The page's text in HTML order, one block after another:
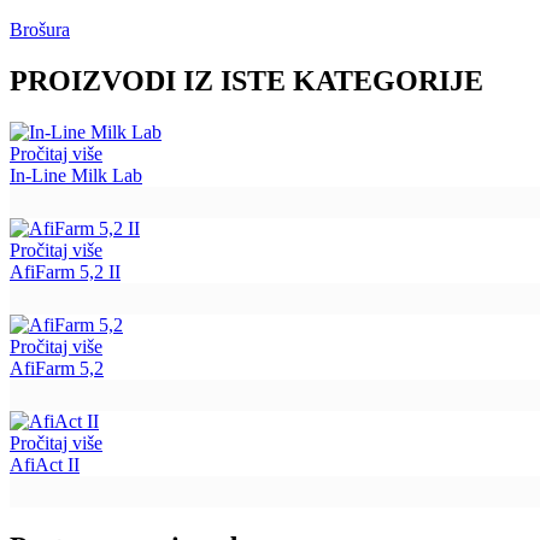
Brošura
PROIZVODI IZ ISTE KATEGORIJE
Pročitaj više
In-Line Milk Lab
Pročitaj više
AfiFarm 5,2 II
Pročitaj više
AfiFarm 5,2
Pročitaj više
AfiAct II